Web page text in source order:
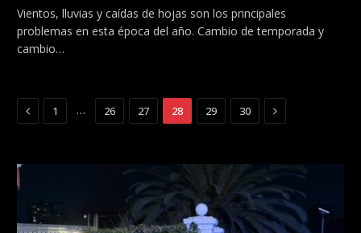
Vientos, lluvias y caídas de hojas son los principales
problemas en esta época del año. Cambio de temporada y
cambio…
Previous
1 … 26 27 28 29 30 Next